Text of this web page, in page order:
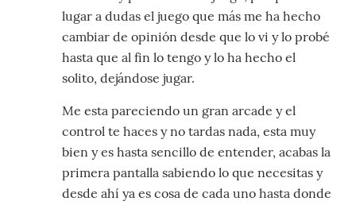
lugar a dudas el juego que más me ha hecho
cambiar de opinión desde que lo vi y lo probé
hasta que al fin lo tengo y lo ha hecho el
solito, dejándose jugar.
Me esta pareciendo un gran arcade y el
control te haces y no tardas nada, esta muy
bien y es hasta sencillo de entender, acabas la
primera pantalla sabiendo lo que necesitas y
desde ahí ya es cosa de cada uno hasta donde